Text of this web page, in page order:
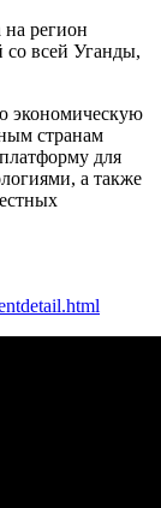
регион
со всей Уганды,
экономическую
странам
для
а также